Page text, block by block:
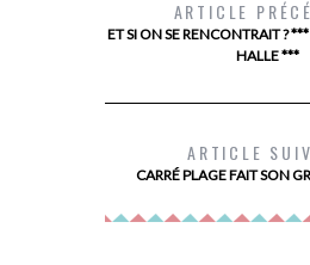
ARTICLE
ET SI ON SE RENCONTRAIT ?
HALLE ***
ARTICLE
CARRÉ PLAGE FAIT SON